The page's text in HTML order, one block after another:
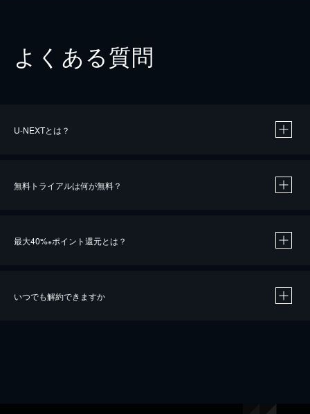
よくある質問
U-NEXTとは？
無料トライアルは何が無料？
最大40%※ポイント還元とは？
いつでも解約できますか